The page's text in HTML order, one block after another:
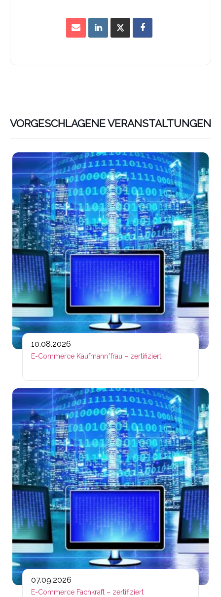
VORGESCHLAGENE VERANSTALTUNGEN
10.08.2026
E-Commerce Kaufmann*frau – zertifiziert
07.09.2026
E-Commerce Fachkraft – zertifiziert